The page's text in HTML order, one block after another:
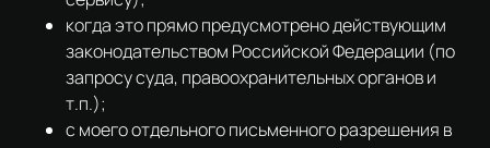
когда это прямо предусмотрено действующим
законодательством Российской Федерации (по
запросу суда, правоохранительных органов и
т.п.);
с моего отдельного письменного разрешения в